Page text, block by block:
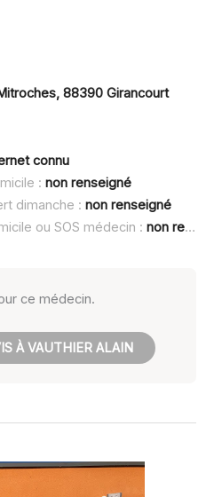
88390 Girancourt
connu
: non renseigné
dimanche : non renseigné
ou SOS médecin : non renseigné
ce médecin.
À VAUTHIER ALAIN